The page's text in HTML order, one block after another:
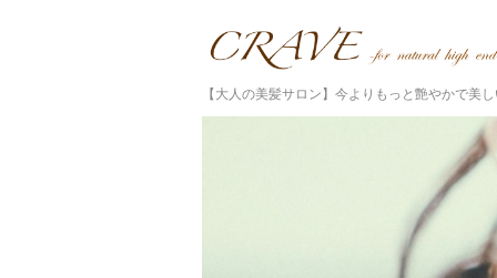
【大人の美髪サロン】今よりもっと艶やかで美